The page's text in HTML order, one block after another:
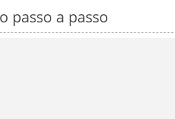
passo a passo